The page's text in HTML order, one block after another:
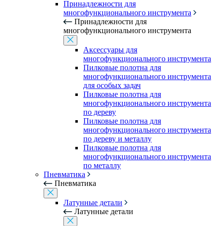
Принадлежности для
многофункционального инструмента
Принадлежности для
многофункционального инструмента
Аксессуары для
многофункционального инструмента
Пилковые полотна для
многофункционального инструмента
для особых задач
Пилковые полотна для
многофункционального инструмента
по дереву
Пилковые полотна для
многофункционального инструмента
по дереву и металлу
Пилковые полотна для
многофункционального инструмента
по металлу
Пневматика
Пневматика
Латунные детали
Латунные детали